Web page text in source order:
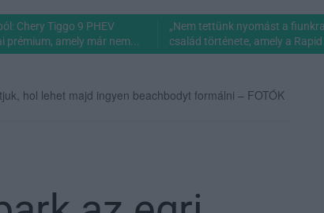
Chery Tiggo 9 PHEV
prémium, amely már nem...
„Nem tettünk nyomást a
család története, amely a Rapid
hol lehet majd ingyen beachbodyt formálni – FOTÓK